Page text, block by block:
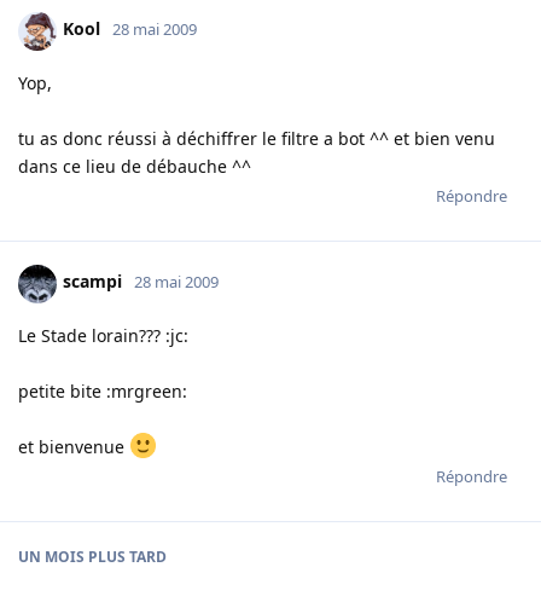
Kool 28 mai 2009
Yop,
tu as donc réussi à déchiffrer le filtre a bot ^^ et bien venu
dans ce lieu de débauche ^^
Répondre
scampi 28 mai 2009
Le Stade lorain??? :jc:
petite bite :mrgreen:
et bienvenue
Répondre
UN MOIS PLUS TARD